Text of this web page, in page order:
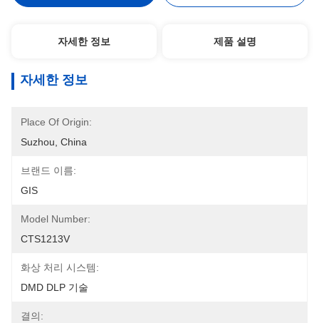
자세한 정보 제품 설명
자세한 정보
Place Of Origin:
Suzhou, China
브랜드 이름:
GIS
Model Number:
CTS1213V
화상 처리 시스템:
DMD DLP 기술
결의: